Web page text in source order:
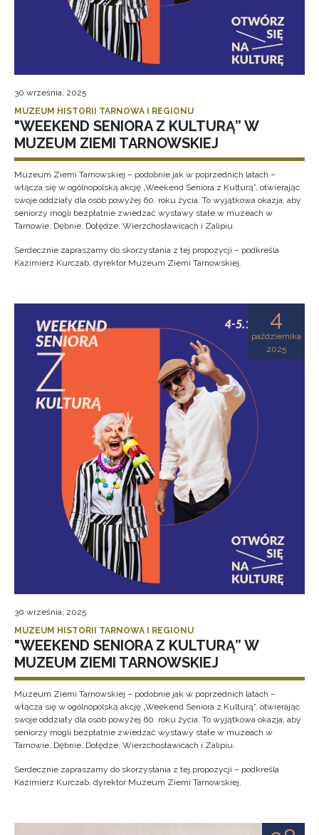
30 września, 2025
MUZEUM HISTORII TARNOWA I REGIONU
"WEEKEND SENIORA Z KULTURĄ” W
MUZEUM ZIEMI TARNOWSKIEJ
Muzeum Ziemi Tarnowskiej – podobnie jak w poprzednich latach –
włącza się w ogólnopolską akcję „Weekend Seniora z Kulturą”, otwierając
swoje oddziały dla osób powyżej 60. roku życia. To wyjątkowa okazja, aby
seniorzy mogli bezpłatnie zwiedzać wystawy stałe w muzeach w
Tarnowie, Dębnie, Dołędze, Wierzchosławicach i Zalipiu.
Serdecznie zapraszamy do skorzystania z tej propozycji – podkreśla
Kazimierz Kurczab, dyrektor Muzeum Ziemi Tarnowskiej.
4
października
2025
30 września, 2025
MUZEUM HISTORII TARNOWA I REGIONU
"WEEKEND SENIORA Z KULTURĄ” W
MUZEUM ZIEMI TARNOWSKIEJ
Muzeum Ziemi Tarnowskiej – podobnie jak w poprzednich latach –
włącza się w ogólnopolską akcję „Weekend Seniora z Kulturą”, otwierając
swoje oddziały dla osób powyżej 60. roku życia. To wyjątkowa okazja, aby
seniorzy mogli bezpłatnie zwiedzać wystawy stałe w muzeach w
Tarnowie, Dębnie, Dołędze, Wierzchosławicach i Zalipiu.
Serdecznie zapraszamy do skorzystania z tej propozycji – podkreśla
Kazimierz Kurczab, dyrektor Muzeum Ziemi Tarnowskiej.